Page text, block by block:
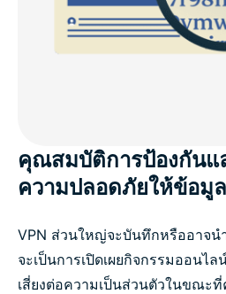
คุณสมบัติการป้องกันแ
ความปลอดภัยให้ข้อมูล
VPN ส่วนใหญ่จะบันทึกหรืออาจ
จะเป็นการเปิดเผยกิจกรรมออนไ
เสี่ยงต่อความเป็นส่วนตัวในขณะ